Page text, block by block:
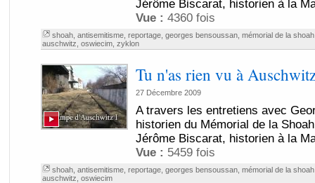
Jérôme Biscarat, historien à la
Vue : 4360 fois
shoah, antisemitisme, reportage, georges bensoussan, mémorial de la shoah
auschwitz oswiecim, zyklon
Tu n'as rien vu à
27 Décembre 2009
A travers les entretiens avec
historien du Mémorial de la
Jérôme Biscarat, historien à la
Vue : 5459 fois
shoah, antisemitisme, reportage, georges bensoussan, mémorial de la shoah
auschwitz oswiecim